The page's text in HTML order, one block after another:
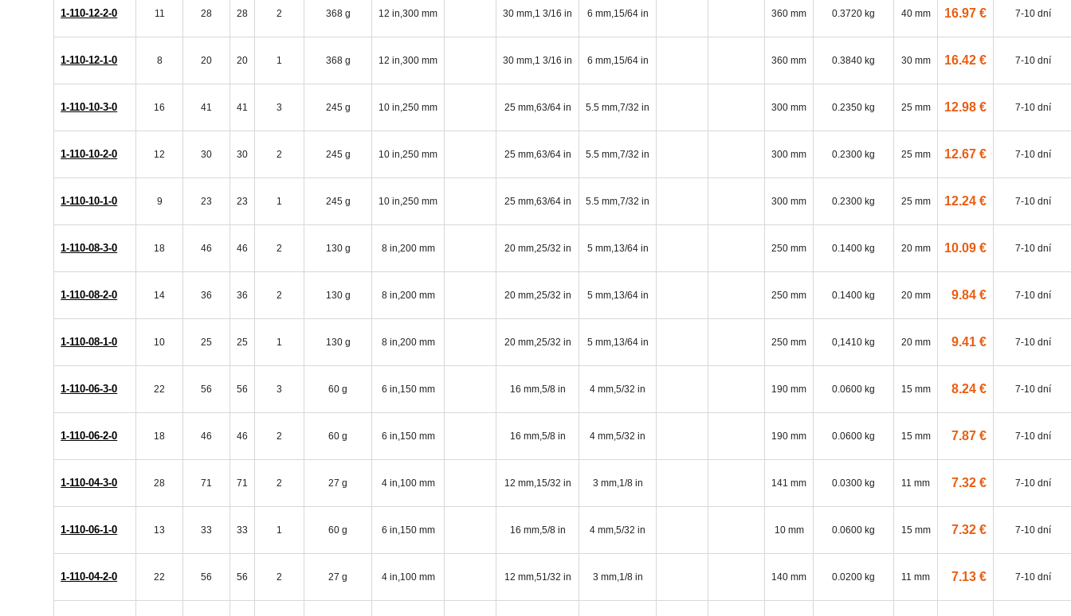
1-110-12-2-0 11 28 28 2 368 g 12 in,300 mm 30 mm,1 3/16 in 6 mm,15/64 in 360 mm 0.3720 kg 40 mm 16.97 € 7-10 dní
1-110-12-1-0 8 20 20 1 368 g 12 in,300 mm 30 mm,1 3/16 in 6 mm,15/64 in 360 mm 0.3840 kg 30 mm 16.42 € 7-10 dní
1-110-10-3-0 16 41 41 3 245 g 10 in,250 mm 25 mm,63/64 in 5.5 mm,7/32 in 300 mm 0.2350 kg 25 mm 12.98 € 7-10 dní
1-110-10-2-0 12 30 30 2 245 g 10 in,250 mm 25 mm,63/64 in 5.5 mm,7/32 in 300 mm 0.2300 kg 25 mm 12.67 € 7-10 dní
1-110-10-1-0 9 23 23 1 245 g 10 in,250 mm 25 mm,63/64 in 5.5 mm,7/32 in 300 mm 0.2300 kg 25 mm 12.24 € 7-10 dní
1-110-08-3-0 18 46 46 2 130 g 8 in,200 mm 20 mm,25/32 in 5 mm,13/64 in 250 mm 0.1400 kg 20 mm 10.09 € 7-10 dní
1-110-08-2-0 14 36 36 2 130 g 8 in,200 mm 20 mm,25/32 in 5 mm,13/64 in 250 mm 0.1400 kg 20 mm 9.84 € 7-10 dní
1-110-08-1-0 10 25 25 1 130 g 8 in,200 mm 20 mm,25/32 in 5 mm,13/64 in 250 mm 0,1410 kg 20 mm 9.41 € 7-10 dní
1-110-06-3-0 22 56 56 3 60 g 6 in,150 mm 16 mm,5/8 in 4 mm,5/32 in 190 mm 0.0600 kg 15 mm 8.24 € 7-10 dní
1-110-06-2-0 18 46 46 2 60 g 6 in,150 mm 16 mm,5/8 in 4 mm,5/32 in 190 mm 0.0600 kg 15 mm 7.87 € 7-10 dní
1-110-04-3-0 28 71 71 2 27 g 4 in,100 mm 12 mm,15/32 in 3 mm,1/8 in 141 mm 0.0300 kg 11 mm 7.32 € 7-10 dní
1-110-06-1-0 13 33 33 1 60 g 6 in,150 mm 16 mm,5/8 in 4 mm,5/32 in 10 mm 0.0600 kg 15 mm 7.32 € 7-10 dní
1-110-04-2-0 22 56 56 2 27 g 4 in,100 mm 12 mm,51/32 in 3 mm,1/8 in 140 mm 0.0200 kg 11 mm 7.13 € 7-10 dní